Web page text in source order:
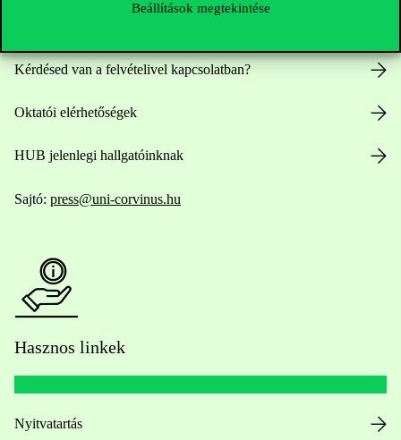
Beállítások megtekintése
Kérdésed van a felvételivel kapcsolatban?
Oktatói elérhetőségek
HUB jelenlegi hallgatóinknak
Sajtó: press@uni-corvinus.hu
Hasznos linkek
Nyitvatartás